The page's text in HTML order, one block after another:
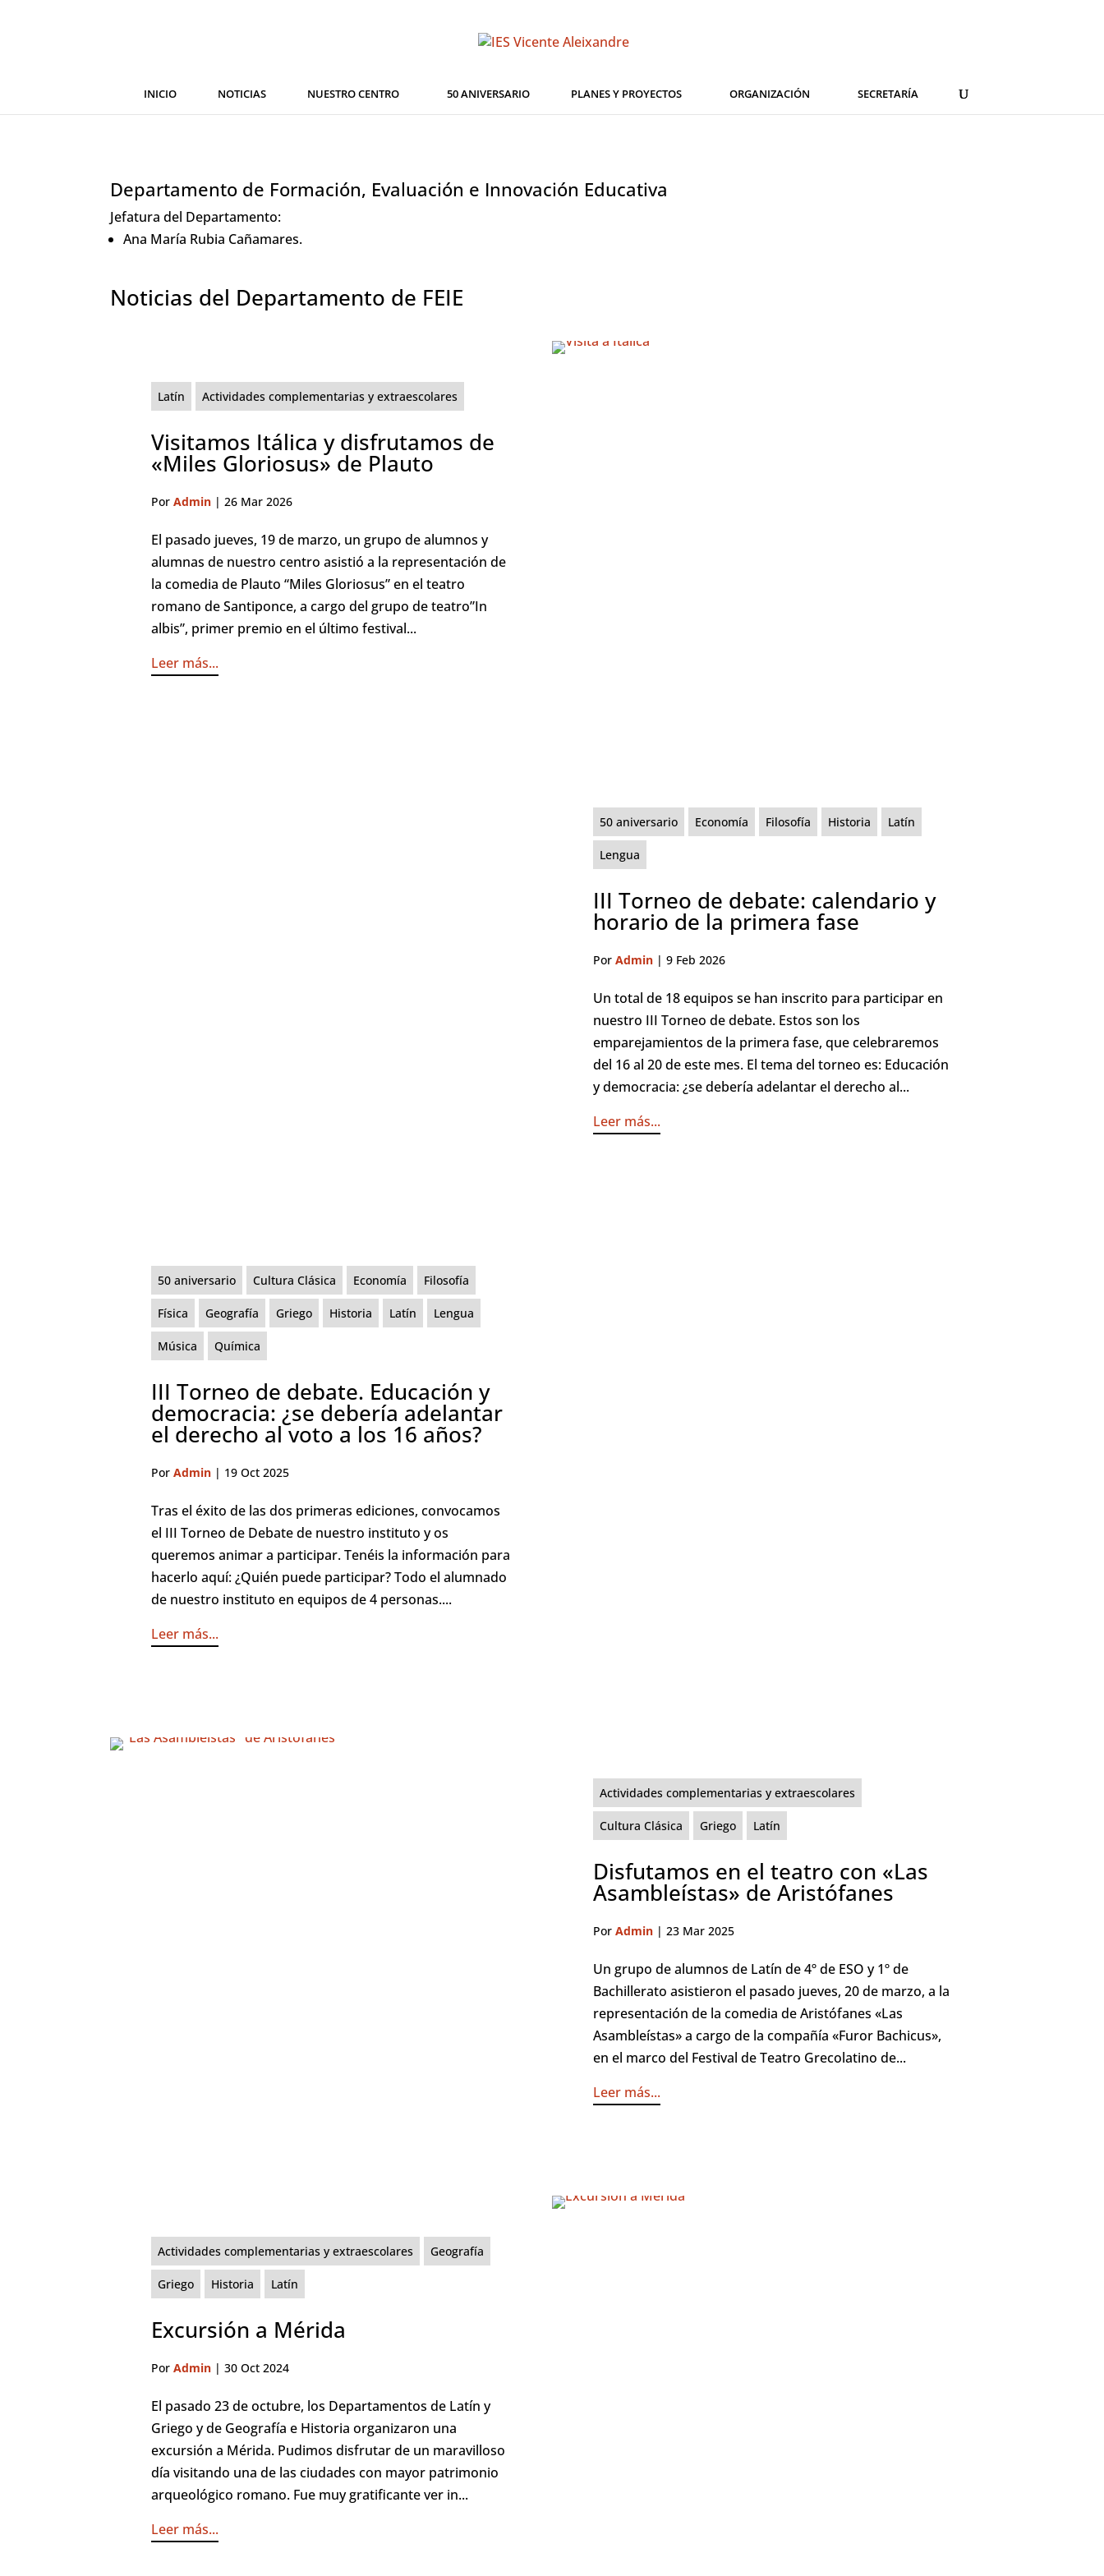
INICIO NOTICIAS NUESTRO CENTRO 50 ANIVERSARIO PLANES Y PROYECTOS ORGANIZACIÓN SECRETARÍA
Departamento de Formación, Evaluación e Innovación Educativa
Jefatura del Departamento:
Ana María Rubia Cañamares.
Noticias del Departamento de FEIE
Latín Actividades complementarias y extraescolares
Visitamos Itálica y disfrutamos de
«Miles Gloriosus» de Plauto
PorAdmin | 26 Mar 2026
El pasado jueves, 19 de marzo, un grupo de alumnos y
alumnas de nuestro centro asistió a la representación de
la comedia de Plauto “Miles Gloriosus” en el teatro
romano de Santiponce, a cargo del grupo de teatro”In
albis”, primer premio en el último festival...
Leer más...
50 aniversario Economía Filosofía Historia Latín
Lengua
III Torneo de debate: calendario y
horario de la primera fase
Por Admin | 9 Feb 2026
Un total de 18 equipos se han inscrito para participar en
nuestro III Torneo de debate. Estos son los
emparejamientos de la primera fase, que celebraremos
del 16 al 20 de este mes. El tema del torneo es: Educación
y democracia: ¿se debería adelantar el derecho al...
Leer más...
50 aniversario Cultura Clásica Economía Filosofía
Física Geografía Griego Historia Latín Lengua
Música Química
III Torneo de debate. Educación y
democracia: ¿se debería adelantar
el derecho al voto a los 16 años?
PorAdmin | 19 Oct 2025
Tras el éxito de las dos primeras ediciones, convocamos
el III Torneo de Debate de nuestro instituto y os
queremos animar a participar. Tenéis la información para
hacerlo aquí: ¿Quién puede participar? Todo el alumnado
de nuestro instituto en equipos de 4 personas....
Leer más...
Actividades complementarias y extraescolares
Cultura Clásica Griego Latín
Disfutamos en el teatro con «Las
Asambleístas» de Aristófanes
Por Admin | 23 Mar 2025
Un grupo de alumnos de Latín de 4º de ESO y 1º de
Bachillerato asistieron el pasado jueves, 20 de marzo, a la
representación de la comedia de Aristófanes «Las
Asambleístas» a cargo de la compañía «Furor Bachicus»,
en el marco del Festival de Teatro Grecolatino de...
Leer más...
Actividades complementarias y extraescolares Geografía
Griego Historia Latín
Excursión a Mérida
PorAdmin |30 Oct 2024
El pasado 23 de octubre, los Departamentos de Latín y
Griego y de Geografía e Historia organizaron una
excursión a Mérida. Pudimos disfrutar de un maravilloso
día visitando una de las ciudades con mayor patrimonio
arqueológico romano. Fue muy gratificante ver in...
Leer más...